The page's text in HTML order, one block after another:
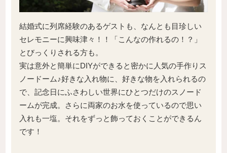
結婚式に列席経験のあるゲストも、なんとも目珍しい
セレモニーに興味津々！！「こんなの作れるの！？」
とびっくりされる方も。
実は意外と簡単にDIYができると密かに人気の手作りス
ノードーム♪好きな入れ物に、好きな物を入れられるの
で、記念日にふさわしい世界にひとつだけのスノード
ームが完成。さらに両家のお水を使っているので思い
入れも一塩。それをずっと飾っておくことができるん
です！